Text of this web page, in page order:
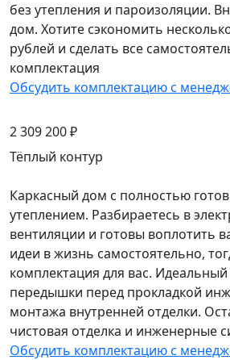
без утепления и пароизоляции.
дом. Хотите сэкономить
рублей и сделать все
комплектация
Обсудить комплектацию с
2 309 200 ₽
Тёплый контур
Каркасный дом с полностью
утеплением. Разбираетесь в
вентиляции и готовы воплотить
идеи в жизнь самостоятельно,
комплектация для вас.
передышки перед прокладкой
монтажа внутренней отделки.
чистовая отделка и инженерные
Обсудить комплектацию с